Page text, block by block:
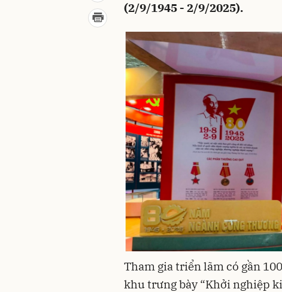
(2/9/1945 - 2/9/2025).
Tham gia triển lãm có gần
khu trưng bày “Khởi nghiệp